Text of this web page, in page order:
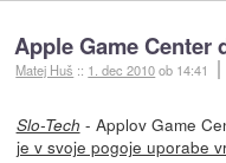
Apple Game Center
Matej Huš :: 1. dec 2010ob 14:41
Slo-Tech - Applov Game
je v svoje pogoje uporabe